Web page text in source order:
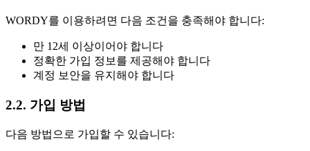
WORDY를 이용하려면 다음 조건을 충족해야 합니다:
만 12세 이상이어야 합니다
정확한 가입 정보를 제공해야 합니다
계정 보안을 유지해야 합니다
2.2. 가입 방법
다음 방법으로 가입할 수 있습니다: